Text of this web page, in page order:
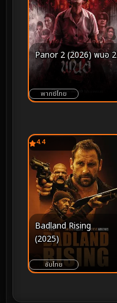
Panor 2 (2026) พนอ 2
พากย์ไทย
4.4
Badland Rising
(2025)
ซับไทย